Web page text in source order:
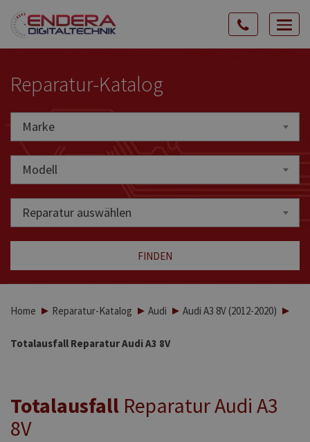
Reparatur-Katalog
MarkeMarke
Modell
Reparatur auswählen
FINDEN
Home Reparatur-Katalog Audi Audi A3 8V (2012-2020)
Totalausfall Reparatur Audi A3 8V
Totalausfall Reparatur Audi A3
8V